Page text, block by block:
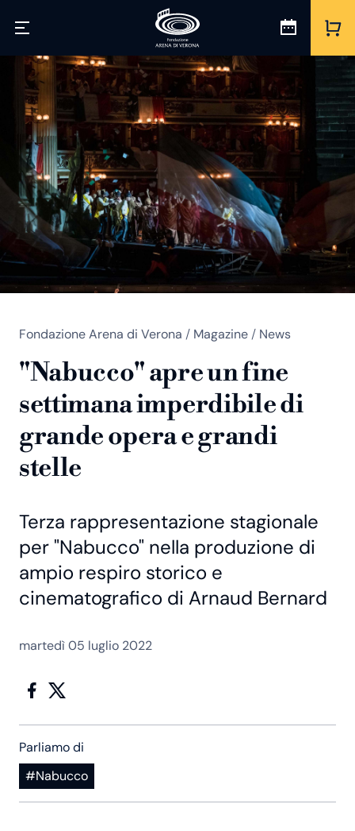
Fondazione Arena di Verona / Magazine / News
"Nabucco" apre un fine
settimana imperdibile di
grande opera e grandi
stelle
Terza rappresentazione stagionale
per "Nabucco" nella produzione di
ampio respiro storico e
cinematografico di Arnaud Bernard
martedì 05 luglio 2022
Parliamo di
#Nabucco